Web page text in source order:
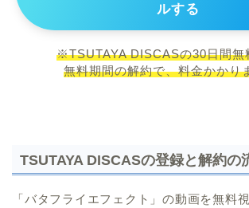
ルする
※TSUTAYA DISCASの30日間無
無料期間の解約で、料金かかり
TSUTAYA DISCASの登録と解約の
「バタフライエフェクト」の動画を無料